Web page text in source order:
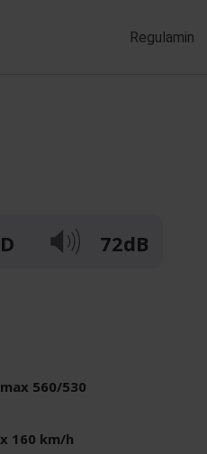
Regulamin
D 72dB
560/530
160 km/h